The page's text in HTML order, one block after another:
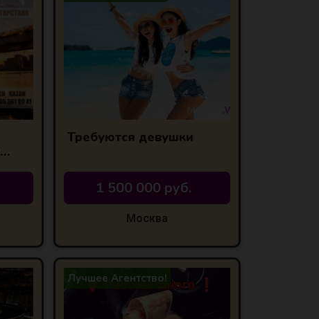
Требуются девушки
1 500 000 руб.
Москва
Лучшее Агентство!